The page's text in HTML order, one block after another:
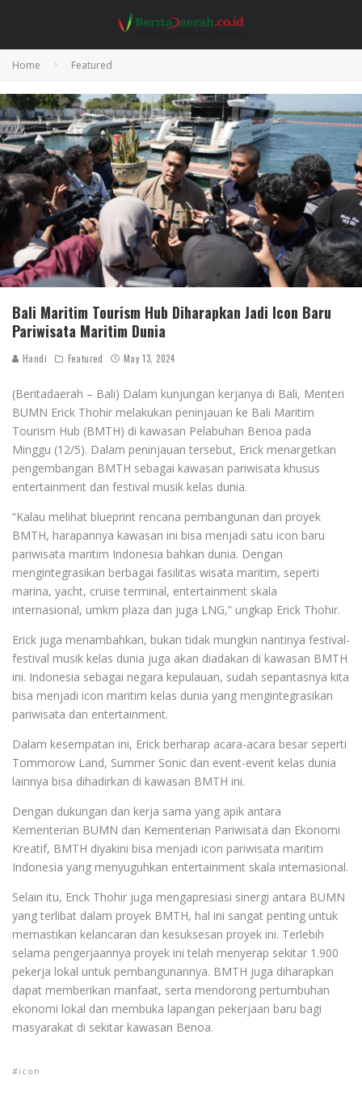
Home Featured
Bali Maritim Tourism Hub Diharapkan Jadi Icon Baru
Pariwisata Maritim Dunia
Handi Featured May 13, 2024
(Beritadaerah – Bali) Dalam kunjungan kerjanya di Bali, Menteri
BUMN Erick Thohir melakukan peninjauan ke Bali Maritim
Tourism Hub (BMTH) di kawasan Pelabuhan Benoa pada
Minggu (12/5). Dalam peninjauan tersebut, Erick menargetkan
pengembangan BMTH sebagai kawasan pariwisata khusus
entertainment dan festival musik kelas dunia.
“Kalau melihat blueprint rencana pembangunan dari proyek
BMTH, harapannya kawasan ini bisa menjadi satu icon baru
pariwisata maritim Indonesia bahkan dunia. Dengan
mengintegrasikan berbagai fasilitas wisata maritim, seperti
marina, yacht, cruise terminal, entertainment skala
internasional, umkm plaza dan juga LNG,” ungkap Erick Thohir.
Erick juga menambahkan, bukan tidak mungkin nantinya festival-
festival musik kelas dunia juga akan diadakan di kawasan BMTH
ini. Indonesia sebagai negara kepulauan, sudah sepantasnya kita
bisa menjadi icon maritim kelas dunia yang mengintegrasikan
pariwisata dan entertainment.
Dalam kesempatan ini, Erick berharap acara-acara besar seperti
Tommorow Land, Summer Sonic dan event-event kelas dunia
lainnya bisa dihadirkan di kawasan BMTH ini.
Dengan dukungan dan kerja sama yang apik antara
Kementerian BUMN dan Kementerian Pariwisata dan Ekonomi
Kreatif, BMTH diyakini bisa menjadi icon pariwisata maritim
Indonesia yang menyuguhkan entertainment skala internasional.
Selain itu, Erick Thohir juga mengapresiasi sinergi antara BUMN
yang terlibat dalam proyek BMTH, hal ini sangat penting untuk
memastikan kelancaran dan kesuksesan proyek ini. Terlebih
selama pengerjaannya proyek ini telah menyerap sekitar 1.900
pekerja lokal untuk pembangunannya. BMTH juga diharapkan
dapat memberikan manfaat, serta mendorong pertumbuhan
ekonomi lokal dan membuka lapangan pekerjaan baru bagi
masyarakat di sekitar kawasan Benoa.
icon